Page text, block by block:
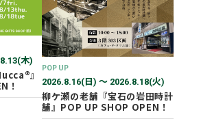
木)
』
！
POP UP
2026.8.16(日) 〜 2026.8.18(火)
柳ケ瀬の老舗『宝石の岩田時計
舗』POP UP SHOP OPEN！